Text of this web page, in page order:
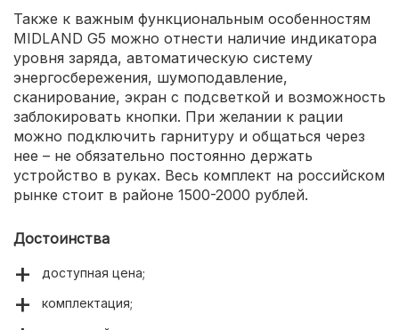
Также к важным функциональным особенностям
MIDLAND G5 можно отнести наличие индикатора
уровня заряда, автоматическую систему
энергосбережения, шумоподавление,
сканирование, экран с подсветкой и возможность
заблокировать кнопки. При желании к рации
можно подключить гарнитуру и общаться через
нее – не обязательно постоянно держать
устройство в руках. Весь комплект на российском
рынке стоит в районе 1500-2000 рублей.
Достоинства
доступная цена;
комплектация;